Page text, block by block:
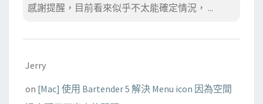
感謝提醒，目前看來似乎不太能確定情況， ...
Jerry
on [Mac] 使用 Bartender 5 解決 Menu icon 因為空間